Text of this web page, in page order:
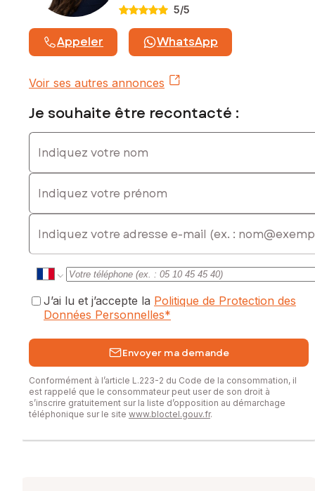
5/5
Appeler WhatsApp
Voir ses autres annonces
Je souhaite être recontacté :
Indiquez votre nom
Indiquez votre prénom
E-mail
J’ai lu et j’accepte la Politique de Protection des
Données Personnelles*
Envoyer ma demande
Conformément à l’article L.223-2 du Code de la consommation, il
est rappelé que le consommateur peut user de son droit à
s’inscrire gratuitement sur la liste d’opposition au démarchage
téléphonique sur le site www.bloctel.gouv.fr.